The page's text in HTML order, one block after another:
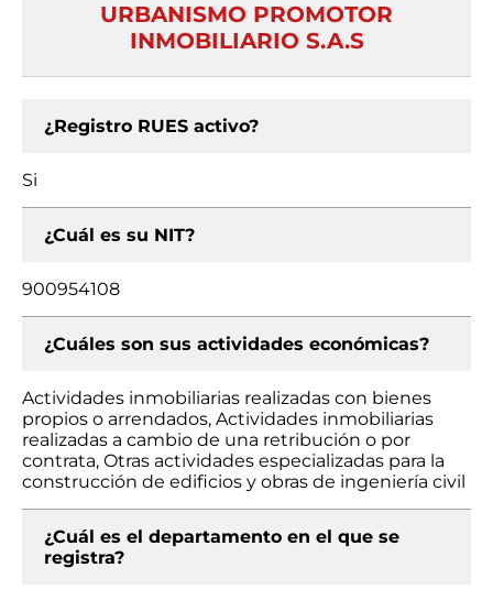
URBANISMO PROMOTOR
INMOBILIARIO S.A.S
¿Registro RUES activo?
Si
¿Cuál es su NIT?
900954108
¿Cuáles son sus actividades económicas?
Actividades inmobiliarias realizadas con bienes
propios o arrendados, Actividades inmobiliarias
realizadas a cambio de una retribución o por
contrata, Otras actividades especializadas para la
construcción de edificios y obras de ingeniería civil
¿Cuál es el departamento en el que se
registra?